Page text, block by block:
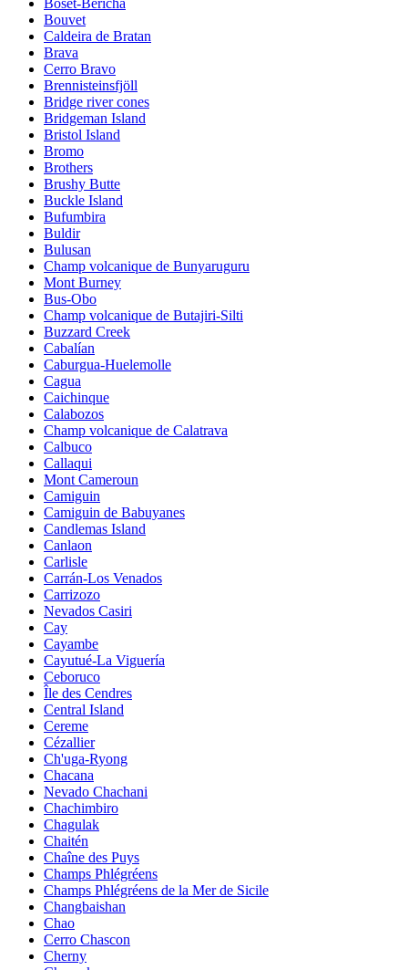
Bouvet
Caldeira de Bratan
Brava
Cerro Bravo
Brennisteinsfjöll
Bridge river cones
Bridgeman Island
Bristol Island
Bromo
Brothers
Brushy Butte
Buckle Island
Bufumbira
Buldir
Bulusan
Champ volcanique de Bunyaruguru
Mont Burney
Bus-Obo
Champ volcanique de Butajiri-Silti
Buzzard Creek
Cabalían
Caburgua-Huelemolle
Cagua
Caichinque
Calabozos
Champ volcanique de Calatrava
Calbuco
Callaqui
Mont Cameroun
Camiguin
Camiguin de Babuyanes
Candlemas Island
Canlaon
Carlisle
Carrán-Los Venados
Carrizozo
Nevados Casiri
Cay
Cayambe
Cayutué-La Viguería
Ceboruco
Île des Cendres
Central Island
Cereme
Cézallier
Ch'uga-Ryong
Chacana
Nevado Chachani
Chachimbiro
Chagulak
Chaitén
Chaîne des Puys
Champs Phlégréens
Champs Phlégréens de la Mer de Sicile
Changbaishan
Chao
Cerro Chascon
Cherny